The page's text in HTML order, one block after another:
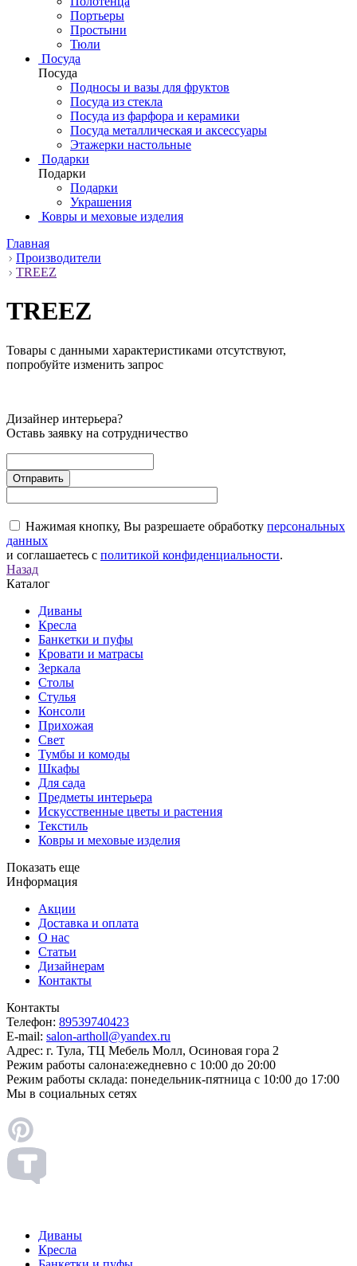
Портьеры
Простыни
Тюли
Посуда
Посуда
Подносы и вазы для фруктов
Посуда из стекла
Посуда из фарфора и керамики
Посуда металлическая и аксессуары
Этажерки настольные
Подарки
Подарки
Подарки
Украшения
Ковры и меховые изделия
Главная
Производители
TREEZ
TREEZ
Товары с данными характеристиками отсутствуют,
попробуйте изменить запрос
Дизайнер интерьера?
Оставь заявку на сотрудничество
Нажимая кнопку, Вы разрешаете обработку персональных
данных
и соглашаетесь с политикой конфиденциальности.
Назад
Каталог
Диваны
Кресла
Банкетки и пуфы
Кровати и матрасы
Зеркала
Столы
Стулья
Консоли
Прихожая
Свет
Тумбы и комоды
Шкафы
Для сада
Предметы интерьера
Искусственные цветы и растения
Текстиль
Ковры и меховые изделия
Показать еще
Информация
Акции
Доставка и оплата
О нас
Статьи
Дизайнерам
Контакты
Контакты
Телефон: 89539740423
E-mail: salon-artholl@yandex.ru
Адрес: г. Тула, ТЦ Мебель Молл, Осиновая гора 2
Режим работы салона:ежедневно с 10:00 до 20:00
Режим работы склада: понедельник-пятница с 10:00 до 17:00
Мы в социальных сетях
Диваны
Кресла